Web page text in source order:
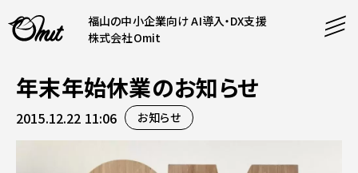
福山の中小企業向け AI導入・DX支援
株式会社Omit
事業内容
年末年始休業のお知らせ
2015.12.22 11:06 お知らせ